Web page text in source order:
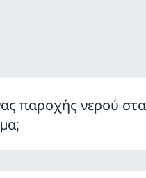
παροχής νερού στα